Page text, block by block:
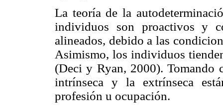
La teoría de la
individuos son proactivos y
alineados, debido a las
Asimismo, los individuos
(Deci y Ryan, 2000). Tomando
intrínseca y la extrínseca
profesión u ocupación.